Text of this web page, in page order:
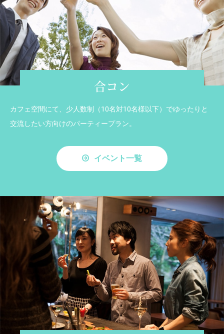
合コン
カフェ空間にて、少人数制（10名対10名様以下）でゆったりと
交流したい方向けのパーティープラン。
イベント一覧